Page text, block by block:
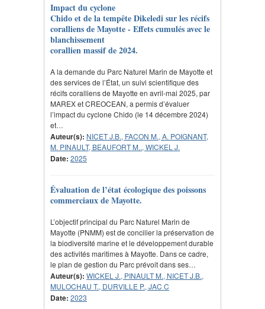
Impact du cyclone
Chido et de la tempête Dikeledi sur les récifs
coralliens de Mayotte - Effets cumulés avec le
blanchissement
corallien massif de 2024.
A la demande du Parc Naturel Marin de Mayotte et
des services de l’État, un suivi scientifique des
récifs coralliens de Mayotte en avril-mai 2025, par
MAREX et CREOCEAN, a permis d’évaluer
l’impact du cyclone Chido (le 14 décembre 2024)
et…
Auteur(s): NICET J.B., FACON M., A. POIGNANT,
M. PINAULT, BEAUFORT M.., WICKEL J.
Date: 2025
Évaluation de l’état écologique des poissons
commerciaux de Mayotte.
L’objectif principal du Parc Naturel Marin de
Mayotte (PNMM) est de concilier la préservation de
la biodiversité marine et le développement durable
des activités maritimes à Mayotte. Dans ce cadre,
le plan de gestion du Parc prévoit dans ses…
Auteur(s): WICKEL J., PINAULT M., NICET J.B.,
MULOCHAU T., DURVILLE P., JAC C
Date: 2023